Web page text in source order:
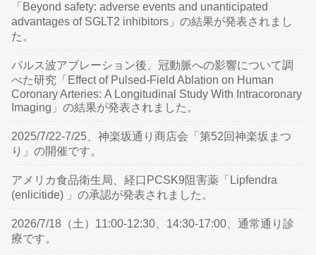
「Beyond safety: adverse events and unanticipated
advantages of SGLT2 inhibitors」の結果が発表されまし
た。
パルス波アブレーション後、冠動脈への影響について調
べた研究「Effect of Pulsed-Field Ablation on Human
Coronary Arteries: A Longitudinal Study With Intracoronary
Imaging」の結果が発表されました。
2025/7/22-7/25、神楽坂通り商店会「第52回神楽坂まつ
り」の開催です。
アメリカ食品衛生局、経口PCSK9阻害薬「Lipfendra
(enlicitide) 」の承認が発表されました。
2026/7/18（土）11:00-12:30、14:30-17:00、通常通り診
療です。